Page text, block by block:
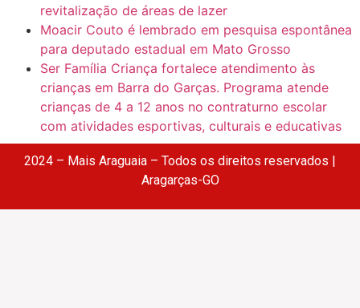
revitalização de áreas de lazer
Moacir Couto é lembrado em pesquisa espontânea
para deputado estadual em Mato Grosso
Ser Família Criança fortalece atendimento às
crianças em Barra do Garças. Programa atende
crianças de 4 a 12 anos no contraturno escolar
com atividades esportivas, culturais e educativas
2024 – Mais Araguaia – Todos os direitos reservados |
Aragarças-GO